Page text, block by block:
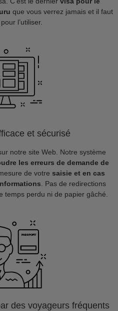
que vous verrez jamais et il faut
l’utiliser.
et sécurisé
notre site Web. Notre système
les erreurs de demande de
de votre saisie et en cas
. Pas de redirections
temps perdu ni de papier gâché.
des voyageurs fréquents